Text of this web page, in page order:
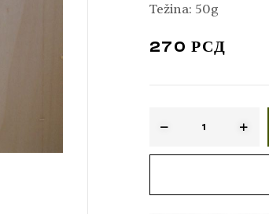
Težina: 50g
270РСД